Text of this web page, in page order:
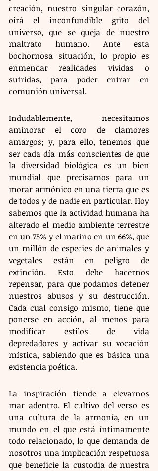
creación, nuestro singular corazón,
oirá el inconfundible grito del
universo, que se queja de nuestro
maltrato humano. Ante esta
bochornosa situación, lo propio es
enmendar realidades vividas o
sufridas, para poder entrar en
comunión universal.
​Indudablemente, necesitamos
aminorar el coro de clamores
amargos; y, para ello, tenemos que
ser cada día más conscientes de que
la diversidad biológica es un bien
mundial que precisamos para un
morar armónico en una tierra que es
de todos y de nadie en particular. Hoy
sabemos que la actividad humana ha
alterado el medio ambiente terrestre
en un 75% y el marino en un 66%, que
un millón de especies de animales y
vegetales están en peligro de
extinción. Esto debe hacernos
repensar, para que podamos detener
nuestros abusos y su destrucción.
Cada cual consigo mismo, tiene que
ponerse en acción, al menos para
modificar estilos de vida
depredadores y activar su vocación
mística, sabiendo que es básica una
existencia poética.
​La inspiración tiende a elevarnos
mar adentro. El cultivo del verso es
una cultura de la armonía, en un
mundo en el que está íntimamente
todo relacionado, lo que demanda de
nosotros una implicación respetuosa
que beneficie la custodia de nuestra